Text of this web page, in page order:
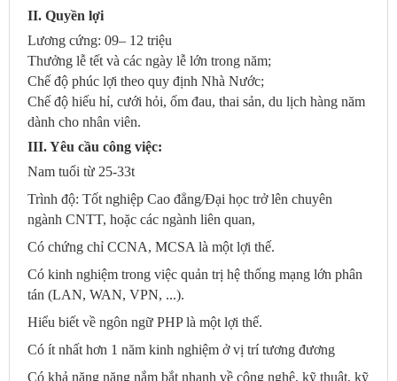
II. Quyền lợi
Lương cứng: 09– 12 triệu
Thưởng lễ tết và các ngày lễ lớn trong năm;
Chế độ phúc lợi theo quy định Nhà Nước;
Chế độ hiếu hỉ, cưới hỏi, ốm đau, thai sản, du lịch hàng năm
dành cho nhân viên.
III. Yêu cầu công việc:
Nam tuổi từ 25-33t
Trình độ: Tốt nghiệp Cao đẳng/Đại học trở lên chuyên
ngành CNTT, hoặc các ngành liên quan,
Có chứng chỉ CCNA, MCSA là một lợi thế.
Có kinh nghiệm trong việc quản trị hệ thống mạng lớn phân
tán (LAN, WAN, VPN, ...).
Hiểu biết về ngôn ngữ PHP là một lợi thế.
Có ít nhất hơn 1 năm kinh nghiệm ở vị trí tương đương
Có khả năng năng nắm bắt nhanh về công nghệ, kỹ thuật, kỹ